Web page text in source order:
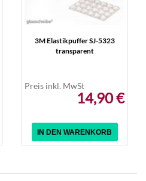
3M Elastikpuffer SJ-5323
transparent
Preis inkl. MwSt
14,90 €
IN DEN WARENKORB